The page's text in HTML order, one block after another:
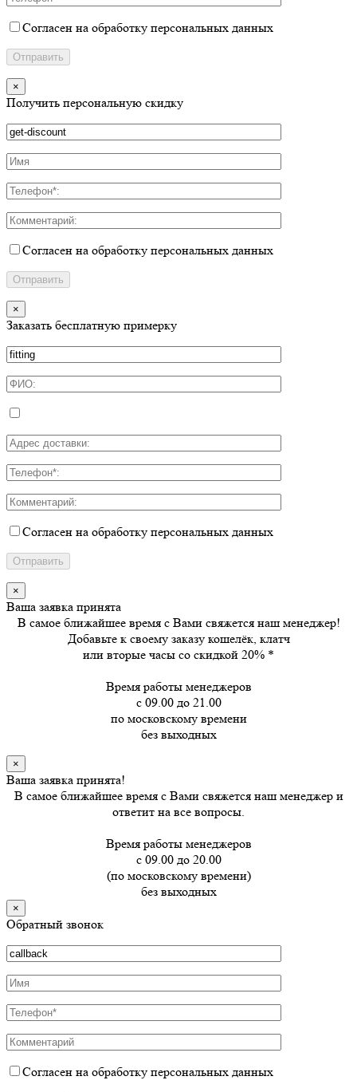
Согласен на обработку персональных данных
×
Получить персональную скидку
Согласен на обработку персональных данных
×
Заказать бесплатную примерку
Согласен на обработку персональных данных
×
Ваша заявка принята
В самое ближайшее время с Вами свяжется наш менеджер!
Добавьте к своему заказу кошелёк, клатч
или вторые часы со скидкой 20% *
Время работы менеджеров
с 09.00 до 21.00
по московскому времени
без выходных
×
Ваша заявка принята!
В самое ближайшее время с Вами свяжется наш менеджер и
ответит на все вопросы.
Время работы менеджеров
с 09.00 до 20.00
(по московскому времени)
без выходных
×
Обратный звонок
Согласен на обработку персональных данных